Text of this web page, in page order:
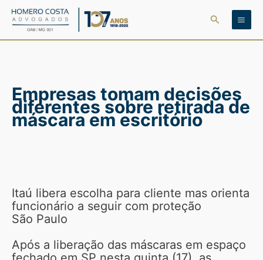
para
Pesquisar
Empresas tomam decisões
diferentes sobre retirada de
máscara em escritório
Itaú libera escolha para cliente mas orienta
funcionário a seguir com proteção
São Paulo
Após a liberação das máscaras em espaço